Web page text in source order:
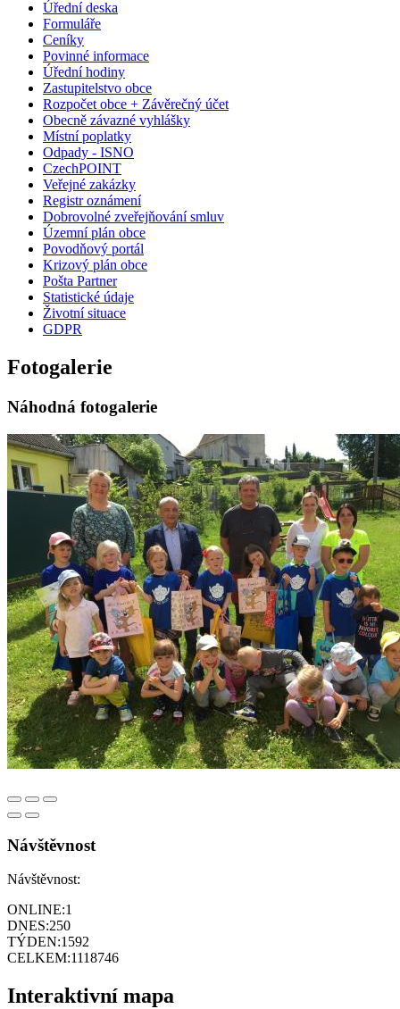
Úřední deska
Formuláře
Ceníky
Povinné informace
Úřední hodiny
Zastupitelstvo obce
Rozpočet obce + Závěrečný účet
Obecně závazné vyhlášky
Místní poplatky
Odpady - ISNO
CzechPOINT
Veřejné zakázky
Registr oznámení
Dobrovolné zveřejňování smluv
Územní plán obce
Povodňový portál
Krizový plán obce
Pošta Partner
Statistické údaje
Životní situace
GDPR
Fotogalerie
Náhodná fotogalerie
Návštěvnost
Návštěvnost:
ONLINE:1
DNES:250
TÝDEN:1592
CELKEM:1118746
Interaktivní mapa